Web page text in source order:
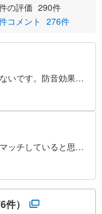
の評価 290件
コメント 276件
いです。防音効果高
ッチしていると思い
件）